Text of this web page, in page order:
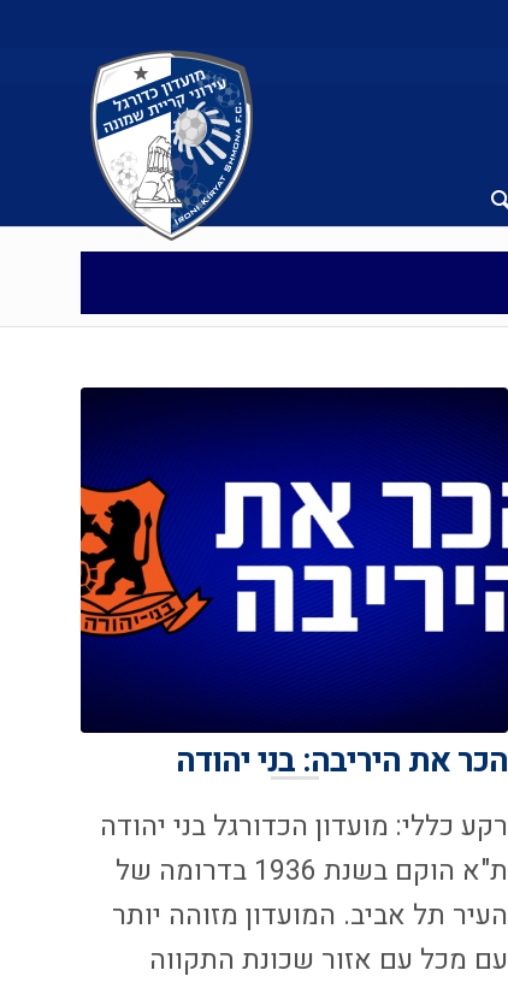
הכר את היריבה: בני יהודה
רקע כללי: מועדון הכדורגל בני יהודה
ת"א הוקם בשנת 1936 בדרומה של
העיר תל אביב. המועדון מזוהה יותר
עם מכל עם אזור שכונת התקווה